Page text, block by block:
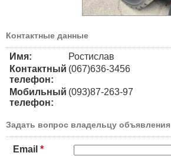
Контактные данные
Имя:
Ростислав
Контактный
телефон:
(067)636-3456
Мобильный
телефон:
(093)87-263-97
Задать вопрос владельцу объявления
Email *